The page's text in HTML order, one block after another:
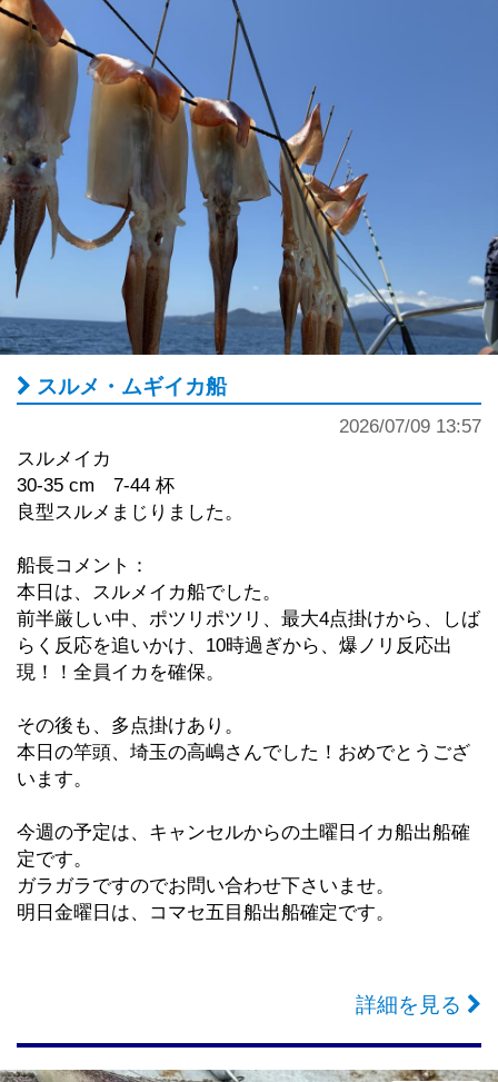
マダイ船
料金 コマセ１.５㎏ 付けエサ、１貫目氷付き １０.
５００円
レンタルロッド(電動リール＆ロッドキーパー＆ビシ付
き)２.０００円
追加コマセは船で販売していませんのでコマセ量が心
配な方はコマセは受け付けにて１.５㎏５００円で販売
していますので出船前に購入お願いいたします。
仕掛け、ビシはFL～Mサイズ８０号使用
ハリス３～４号、９～１０.５ｍ、１～２本針、クッシ
ョンゴム１～２ｍ、ハリスとあわせて全長１１.５～１
２ｍ使用です。
※指示タナは上からの指示タナです。
タナとりが命の釣りですので絶対に道糸でしっかりと
ますがほんとタナとりは道糸でしっかりとるようお願
いいたします m(__)m
狙い）
料金１００００円、氷付き、餌別売り(サバ切り身１パ
ック１.５００円)
レンタルロッド（電動リール＆ロッドキーパー付き）
３.０００円
００号使用です。
道糸は４～６号を４５０～５００㍍巻いておいてくだ
さい OK!!
願いいたします
スルメ・ムギイカ船
2026/07/09 13:57
スルメイカ
30-35 cm 7-44 杯
良型スルメまじりました。
船長コメント：
本日は、スルメイカ船でした。
前半厳しい中、ポツリポツリ、最大4点掛けから、しば
らく反応を追いかけ、10時過ぎから、爆ノリ反応出
現！！全員イカを確保。
その後も、多点掛けあり。
本日の竿頭、埼玉の高嶋さんでした！おめでとうござ
います。
今週の予定は、キャンセルからの土曜日イカ船出船確
定です。
ガラガラですのでお問い合わせ下さいませ。
明日金曜日は、コマセ五目船出船確定です。
詳細を見る